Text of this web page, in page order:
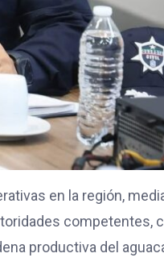
en la región,
competentes,
productiva del